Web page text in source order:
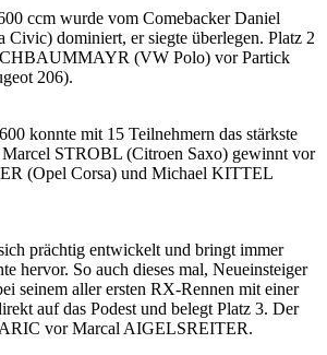
ccm wurde vom Comebacker Daniel
dominiert, er siegte überlegen. Platz 2
(VW Polo) vor Partick
206).
konnte mit 15 Teilnehmern das stärkste
Marcel STROBL (Citroen Saxo) gewinnt vor
(Opel Corsa) und Michael KITTEL
prächtig entwickelt und bringt immer
hervor. So auch dieses mal, Neueinsteiger
seinem aller ersten RX-Rennen mit einer
auf das Podest und belegt Platz 3. Der
vor Marcal AIGELSREITER.